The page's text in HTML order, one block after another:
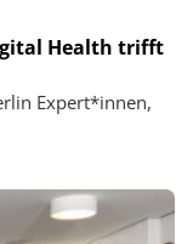
Health trifft
Expert*innen,